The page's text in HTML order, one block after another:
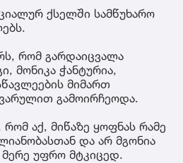
ქსელში სამწუხარო
რომ გარდაიცვალა
მონიკა ჭანტურია,
მიმართ
გამოირჩეოდა.
აქ, მიწაზე ყოფნას რამე
და არ მგონია
უფრო მტკიცედ.